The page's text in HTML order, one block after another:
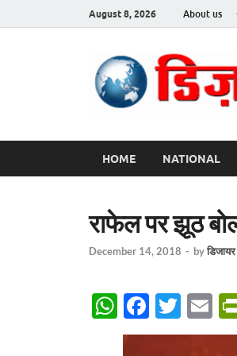
August 8, 2026 About us
HOME NATIONAL
राफेल पर झूठ
December 14, 2018 - by
W
h
F
ac
T
w
E
m